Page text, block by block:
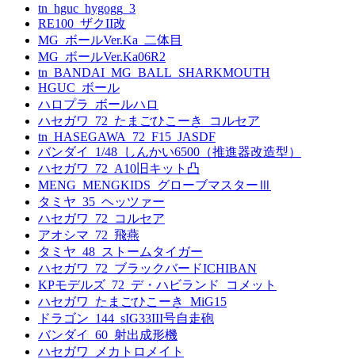
tn_hguc_hygogg_3
RE100_ザクII改
MG_ボールVer.Ka_二体目
MG_ボールVer.Ka06R2
tn_BANDAI_MG_BALL_SHARKMOUTH
HGUC_ボール
ハロプラ_ボールハロ
ハセガワ_72_たまごひこーき_コルセア
tn_HASEGAWA_72_F15_JASDF
バンダイ_1/48_しんかい6500（推進器改造型）
ハセガワ_72_A10旧キット凸
MENG_MENGKIDS_グローブマスターⅢ
タミヤ_35_ヘッツァー
ハセガワ_72_コルセア
アオシマ_72_飛燕
タミヤ_48_ストームタイガー
ハセガワ_72_ブラックバードICHIBAN
KPモデルズ_72_デ・ハビランド_コメット
ハセガワ_たまごひこーき_MiG15
ドラゴン_144_sIG33III号自走砲
バンダイ_60_射出成形機
ハセガワ_メカトロメイト